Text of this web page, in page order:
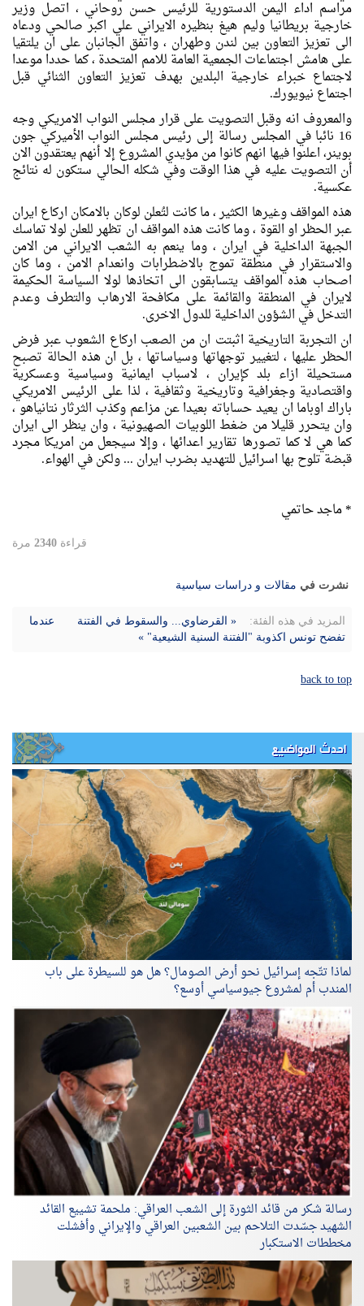
مراسم اداء اليمن الدستورية للرئيس حسن روحاني ، اتصل وزير
خارجية بريطانيا وليم هيغ بنظيره الايراني علي اكبر صالحي ودعاه
الى تعزيز التعاون بين لندن وطهران ، واتفق الجانبان على ان يلتقيا
على هامش اجتماعات الجمعية العامة للامم المتحدة ، كما حددا موعدا
لاجتماع خبراء خارجية البلدين بهدف تعزيز التعاون الثنائي قبل
اجتماع نيويورك.
والمعروف انه وقبل التصويت على قرار مجلس النواب الامريكي وجه
16 نائبا في المجلس رسالة إلى رئيس مجلس النواب الأميركي جون
بوينر، اعلنوا فيها انهم كانوا من مؤيدي المشروع إلا أنهم يعتقدون الان
أن التصويت عليه في هذا الوقت وفي شكله الحالي ستكون له نتائج
عكسية.
هذه المواقف وغيرها الكثير ، ما كانت لتُعلن لوكان بالامكان اركاع ايران
عبر الحظر او القوة ، وما كانت هذه المواقف ان تظهر للعلن لولا تماسك
الجبهة الداخلية في ايران ، وما ينعم به الشعب الايراني من الامن
والاستقرار في منطقة تموج بالاضطرابات وانعدام الامن ، وما كان
اصحاب هذه المواقف يتسابقون الى اتخاذها لولا السياسة الحكيمة
لايران في المنطقة والقائمة على مكافحة الارهاب والتطرف وعدم
التدخل في الشؤون الداخلية للدول الاخرى.
ان التجربة التاريخية اثبتت ان من الصعب اركاع الشعوب عبر فرض
الحظر عليها ، لتغيير توجهاتها وسياساتها ، بل ان هذه الحالة تصبح
مستحيلة ازاء بلد كإيران ، لاسباب ايمانية وسياسية وعسكرية
واقتصادية وجغرافية وتاريخية وثقافية ، لذا على الرئيس الامريكي
باراك اوباما ان يعيد حساباته بعيدا عن مزاعم وكذب الثرثار نتانياهو ،
وان يتحرر قليلا من ضغط اللوبيات الصهيونية ، وان ينظر الى ايران
كما هي لا كما تصورها تقارير اعدائها ، وإلا سيجعل من امريكا مجرد
قبضة تلوح بها اسرائيل للتهديد بضرب ايران ... ولكن في الهواء.
* ماجد حاتمي
قراءة 2340 مرة
نشرت في مقالات و دراسات سياسية
المزيد في هذه الفئة: « القرضاوي... والسقوط في الفتنة
عندما
تفضح تونس اكذوبة "الفتنة السنية الشيعية" »
back to top
احدث المواضيع
لماذا تتّجه إسرائيل نحو أرض الصومال؟ هل هو للسيطرة على باب
المندب أم لمشروع جيوسياسي أوسع؟
رسالة شكر من قائد الثورة إلى الشعب العراقي: ملحمة تشييع القائد
الشهيد جسّدت التلاحم بين الشعبين العراقي والإيراني وأفشلت
مخططات الاستكبار